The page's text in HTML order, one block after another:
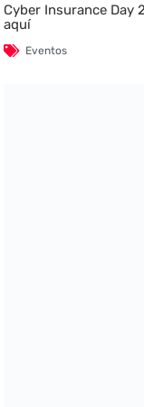
Cyber Insurance Day
aquí
Eventos